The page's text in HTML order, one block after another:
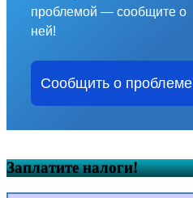
проблемой — сообщите о
ней!
Сообщить о проблеме
Заплатите налоги!